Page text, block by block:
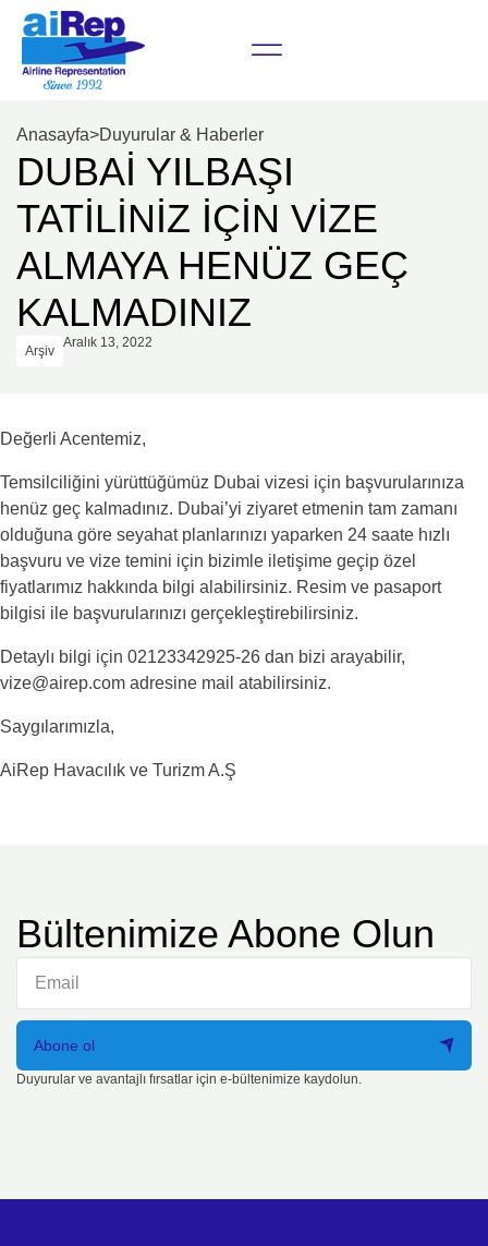
Anasayfa>Duyurular & Haberler
DUBAİ YILBAŞI
TATİLİNİZ İÇİN VİZE
ALMAYA HENÜZ GEÇ
KALMADINIZ
Arşiv
Aralık 13, 2022
Değerli Acentemiz,
Temsilciliğini yürüttüğümüz Dubai vizesi için başvurularınıza
henüz geç kalmadınız. Dubai’yi ziyaret etmenin tam zamanı
olduğuna göre seyahat planlarınızı yaparken 24 saate hızlı
başvuru ve vize temini için bizimle iletişime geçip özel
fiyatlarımız hakkında bilgi alabilirsiniz. Resim ve pasaport
bilgisi ile başvurularınızı gerçekleştirebilirsiniz.
Detaylı bilgi için 02123342925-26 dan bizi arayabilir,
vize@airep.com adresine mail atabilirsiniz.
Saygılarımızla,
AiRep Havacılık ve Turizm A.Ş
Bültenimize Abone Olun
Abone ol
Duyurular ve avantajlı fırsatlar için e-bültenimize kaydolun.